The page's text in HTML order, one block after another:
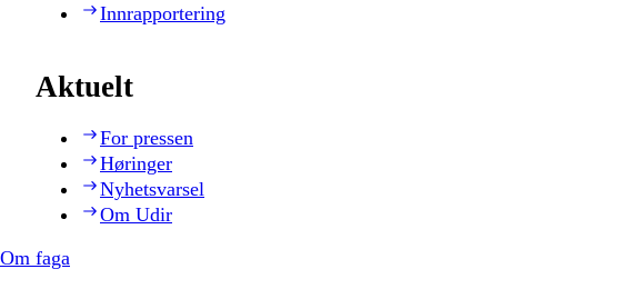
Innrapportering
Aktuelt
For pressen
Høringer
Nyhetsvarsel
Om Udir
Om faga